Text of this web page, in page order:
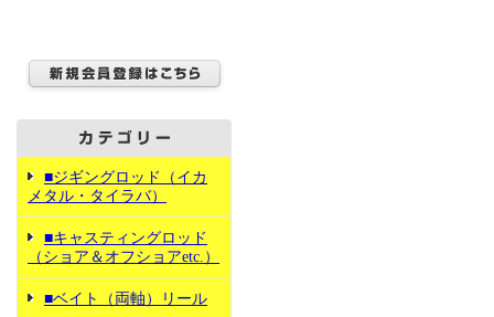
■ジギングロッド（イカ
メタル・タイラバ）
■キャスティングロッド
（ショア＆オフショアetc.）
■ベイト（両軸）リール